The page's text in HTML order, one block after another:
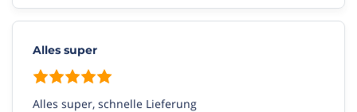
Alles super
Alles super, schnelle Lieferung